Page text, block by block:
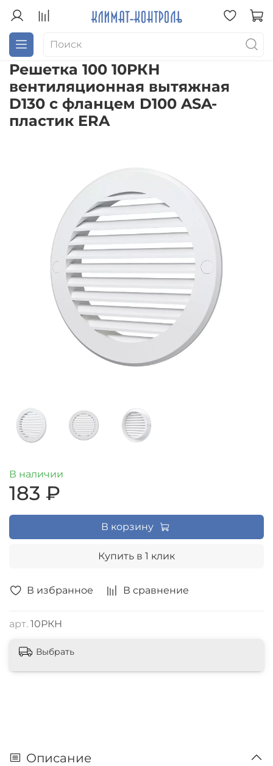
Решетка 100 10РКН
вентиляционная вытяжная
D130 с фланцем D100 ASA-
пластик ERA
В избранное В сравнение
арт. 10РКН
В наличии
183 ₽
В корзину
Купить в 1 клик
Выбрать
Описание